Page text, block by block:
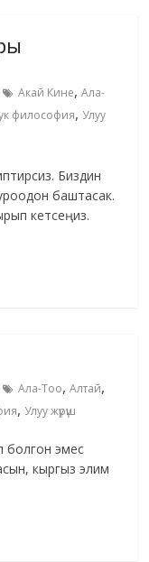
Акай Кине,Ала-
философия, Улуу
Биздин
баштасак.
кетсеңиз.
Ала-Тоо,Алтай,
, Улуу жүрүш
болгон эмес
кыргыз элим